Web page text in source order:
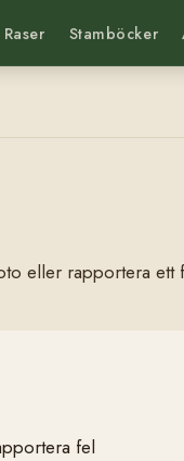
Raser Stamböcker
eller rapportera ett
fel